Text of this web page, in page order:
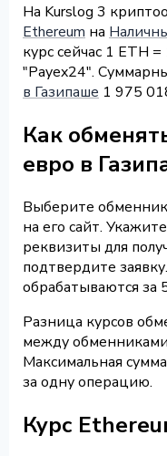
На Kurslog 3
Ethereum на
курс сейчас 1 ETH
"Payex24".
в Газипаше 1 975
Как
евро в
Выберите
на его сайт.
реквизиты для
подтвердите
обрабатываются за
Разница курсов
между обменниками
Максимальная
за одну операцию.
Курс